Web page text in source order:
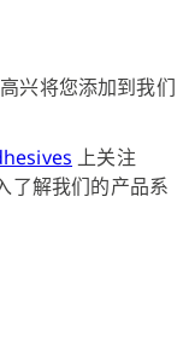
兴将您添加到我们
上关注
了解我们的产品系